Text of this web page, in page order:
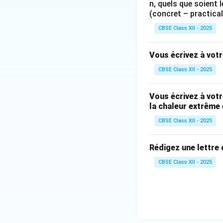
Step 4: English
Martin is a young
fervent
meeting with his
sorting bins in
join him.
urgency.
•Prepositional
someone's
•Idiomatic
finissent par
n, quels que soient
(concret –
CBSE Class XII - 2025
Vous écrivez à
CBSE Class XII - 2025
Vous écrivez à
la chaleur extrême
CBSE Class XII - 2025
Rédigez une
CBSE Class XII - 2025